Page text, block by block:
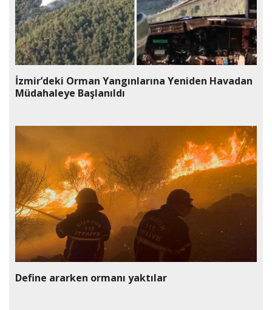
İzmir’deki Orman Yangınlarına Yeniden Havadan
Müdahaleye Başlanıldı
Define ararken ormanı yaktılar